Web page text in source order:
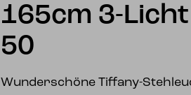
165cm 3-
50
Wunderschöne Tiffany-